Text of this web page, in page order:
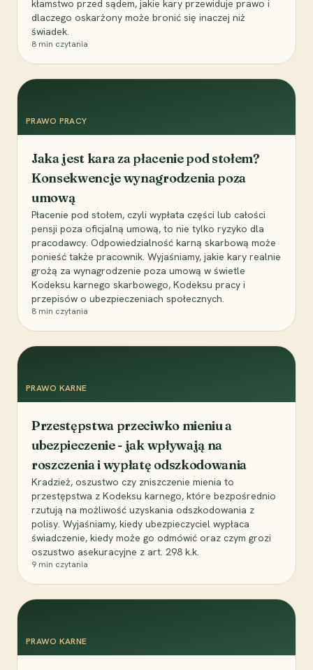
kłamstwo przed sądem, jakie kary przewiduje prawo i
dlaczego oskarżony może bronić się inaczej niż
świadek.
8 min czytania
PRAWO PRACY
Jaka jest kara za płacenie pod stołem?
Konsekwencje wynagrodzenia poza
umową
Płacenie pod stołem, czyli wypłata części lub całości
pensji poza oficjalną umową, to nie tylko ryzyko dla
pracodawcy. Odpowiedzialność karną skarbową może
ponieść także pracownik. Wyjaśniamy, jakie kary realnie
grożą za wynagrodzenie poza umową w świetle
Kodeksu karnego skarbowego, Kodeksu pracy i
przepisów o ubezpieczeniach społecznych.
8 min czytania
PRAWO KARNE
Przestępstwa przeciwko mieniu a
ubezpieczenie - jak wpływają na
roszczenia i wypłatę odszkodowania
Kradzież, oszustwo czy zniszczenie mienia to
przestępstwa z Kodeksu karnego, które bezpośrednio
rzutują na możliwość uzyskania odszkodowania z
polisy. Wyjaśniamy, kiedy ubezpieczyciel wypłaca
świadczenie, kiedy może go odmówić oraz czym grozi
oszustwo asekuracyjne z art. 298 k.k.
9 min czytania
PRAWO KARNE